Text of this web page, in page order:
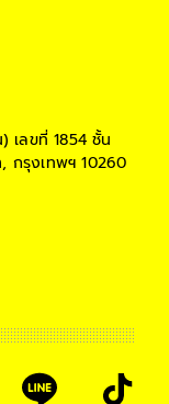
เลขที่ 1854 ชั้น
, กรุงเทพฯ 10260